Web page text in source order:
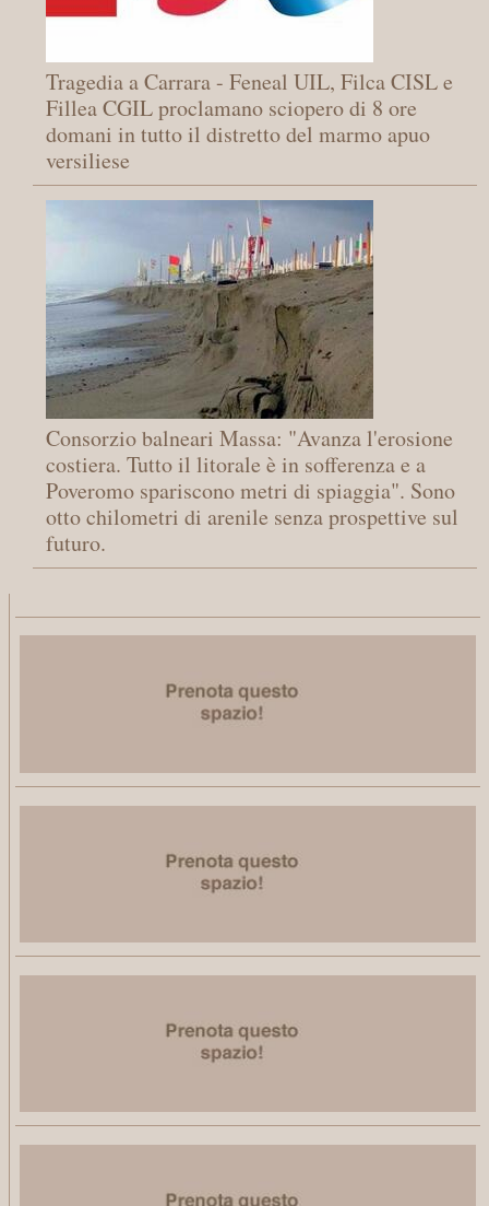
Tragedia a Carrara - Feneal UIL, Filca CISL e
Fillea CGIL proclamano sciopero di 8 ore
domani in tutto il distretto del marmo apuo
versiliese
Consorzio balneari Massa: "Avanza l'erosione
costiera. Tutto il litorale è in sofferenza e a
Poveromo spariscono metri di spiaggia". Sono
otto chilometri di arenile senza prospettive sul
futuro.